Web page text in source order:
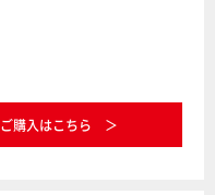
ご購入はこちら